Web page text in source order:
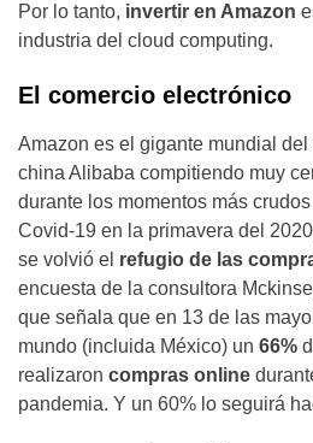
Por lo tanto, invertir en Amazon
industria del cloud computing.
El comercio electrónico
Amazon es el gigante mundial del
china Alibaba compitiendo muy
durante los momentos más
Covid-19 en la primavera del
se volvió el refugio de las
encuesta de la consultora
que señala que en 13 de las
mundo (incluida México) un 66%
realizaron compras online
pandemia. Y un 60% lo seguirá